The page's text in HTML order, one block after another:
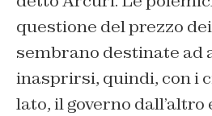
questione del prezzo
sembrano destinate ad
inasprirsi, quindi, con i
lato, il governo dall’altro